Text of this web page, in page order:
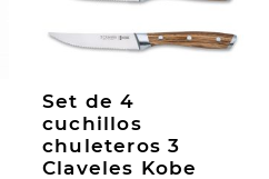
Set de 4
cuchillos
chuleteros 3
Claveles Kobe